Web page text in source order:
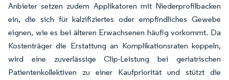
Anbieter setzen zudem Applikatoren mit Niederprofilbacken
ein, die sich für kalzifiziertes oder empfindliches Gewebe
eignen, wie es bei älteren Erwachsenen häufig vorkommt. Da
Kostenträger die Erstattung an Komplikationsraten koppeln,
wird eine zuverlässige Clip-Leistung bei geriatrischen
Patientenkollektiven zu einer Kaufpriorität und stützt die